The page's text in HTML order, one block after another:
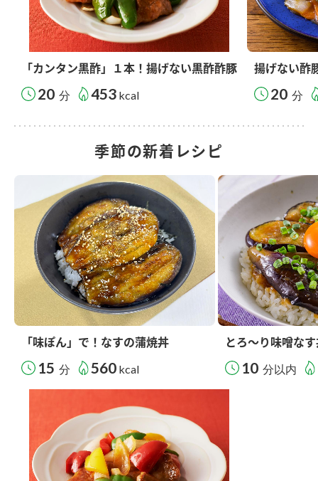
「カンタン黒酢」１本！揚げない黒酢酢豚
20 分 453 kcal
揚げない酢
20 分
季節の新着レシピ
「味ぽん」で！なすの蒲焼丼
15 分 560 kcal
とろ～り味噌な
10 分以内